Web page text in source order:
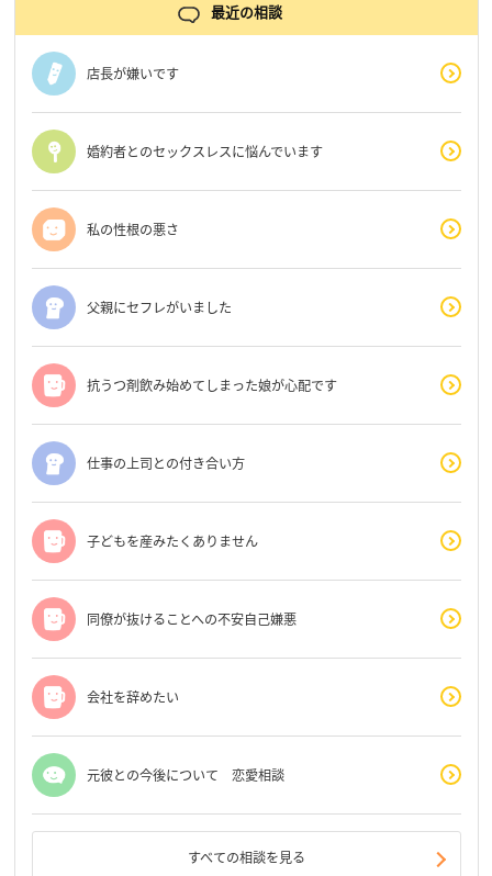
最近の相談
店長が嫌いです
婚約者とのセックスレスに悩んでいます
私の性根の悪さ
父親にセフレがいました
抗うつ剤飲み始めてしまった娘が心配です
仕事の上司との付き合い方
子どもを産みたくありません
同僚が抜けることへの不安自己嫌悪
会社を辞めたい
元彼との今後について 恋愛相談
すべての相談を見る